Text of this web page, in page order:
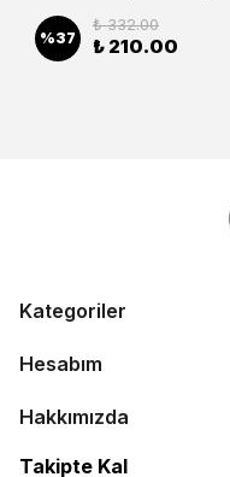
%37
₺ 332.00
₺ 210.00
Kategoriler
Hesabım
Hakkımızda
Takipte Kal